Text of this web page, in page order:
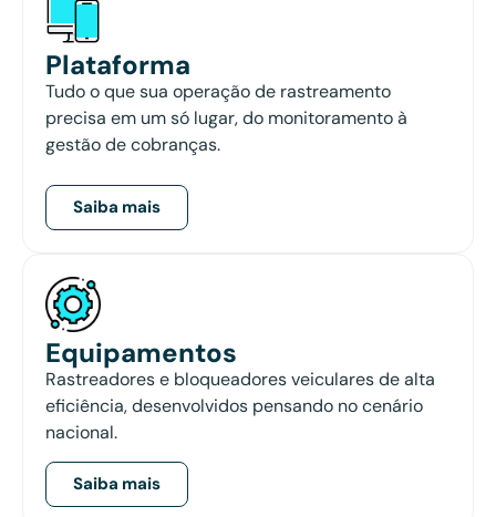
Plataforma
Tudo o que sua operação de rastreamento
precisa em um só lugar, do monitoramento à
gestão de cobranças.
Saiba mais
Equipamentos
Rastreadores e bloqueadores veiculares de alta
eficiência, desenvolvidos pensando no cenário
nacional.
Saiba mais